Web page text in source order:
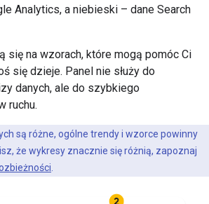
Analytics, a niebieski – dane Search
się na wzorach, które mogą pomóc Ci
się dzieje. Panel nie służy do
danych, ale do szybkiego
ruchu.
są różne, ogólne trendy i wzorce powinny
że wykresy znacznie się różnią, zapoznaj